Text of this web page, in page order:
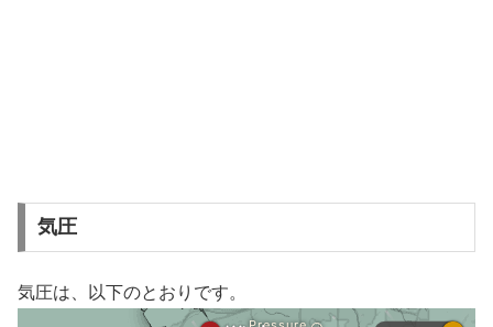
気圧
気圧は、以下のとおりです。